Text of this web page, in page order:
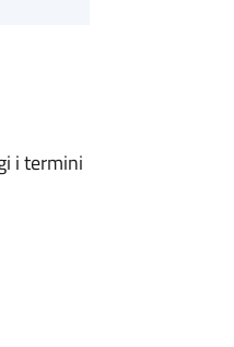
i termini